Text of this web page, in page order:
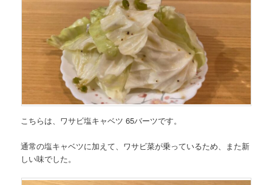
こちらは、 ワサビ塩キャベツ 65バーツです。
通常の塩キャベツに加えて、ワサビ菜が乗っているため、また新
しい味でした。